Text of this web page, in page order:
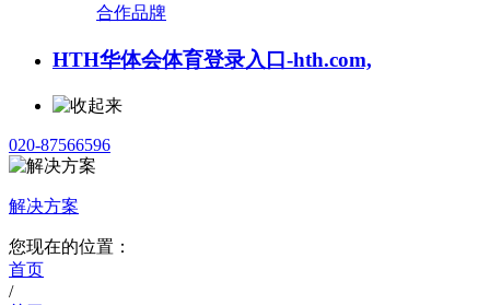
合作品牌
HTH华体会体育登录入口-hth.com,
020-87566596
解决方案
您现在的位置：
首页
/